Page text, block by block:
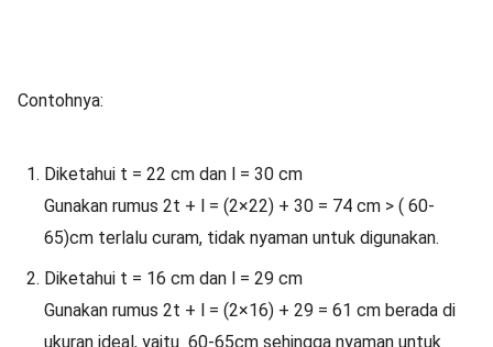
Contohnya:
Diketahui t = 22 cm dan l = 30 cm
Gunakan rumus 2t + l = (2×22) + 30 = 74 cm > ( 60-
65)cm terlalu curam, tidak nyaman untuk digunakan.
Diketahui t = 16 cm dan l = 29 cm
Gunakan rumus 2t + l = (2×16) + 29 = 61 cm berada di
ukuran ideal, yaitu 60-65cm sehingga nyaman untuk